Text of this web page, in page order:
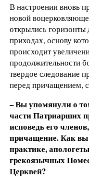
В настроении вновь
новой
открылись
приходах, основу
происходит
продолжительности
твердое следование
перед причащением,
– Вы упомянули о
части Патриарших
исповедь его
причащение. Как вы
практике,
грекоязычных
Церквей?